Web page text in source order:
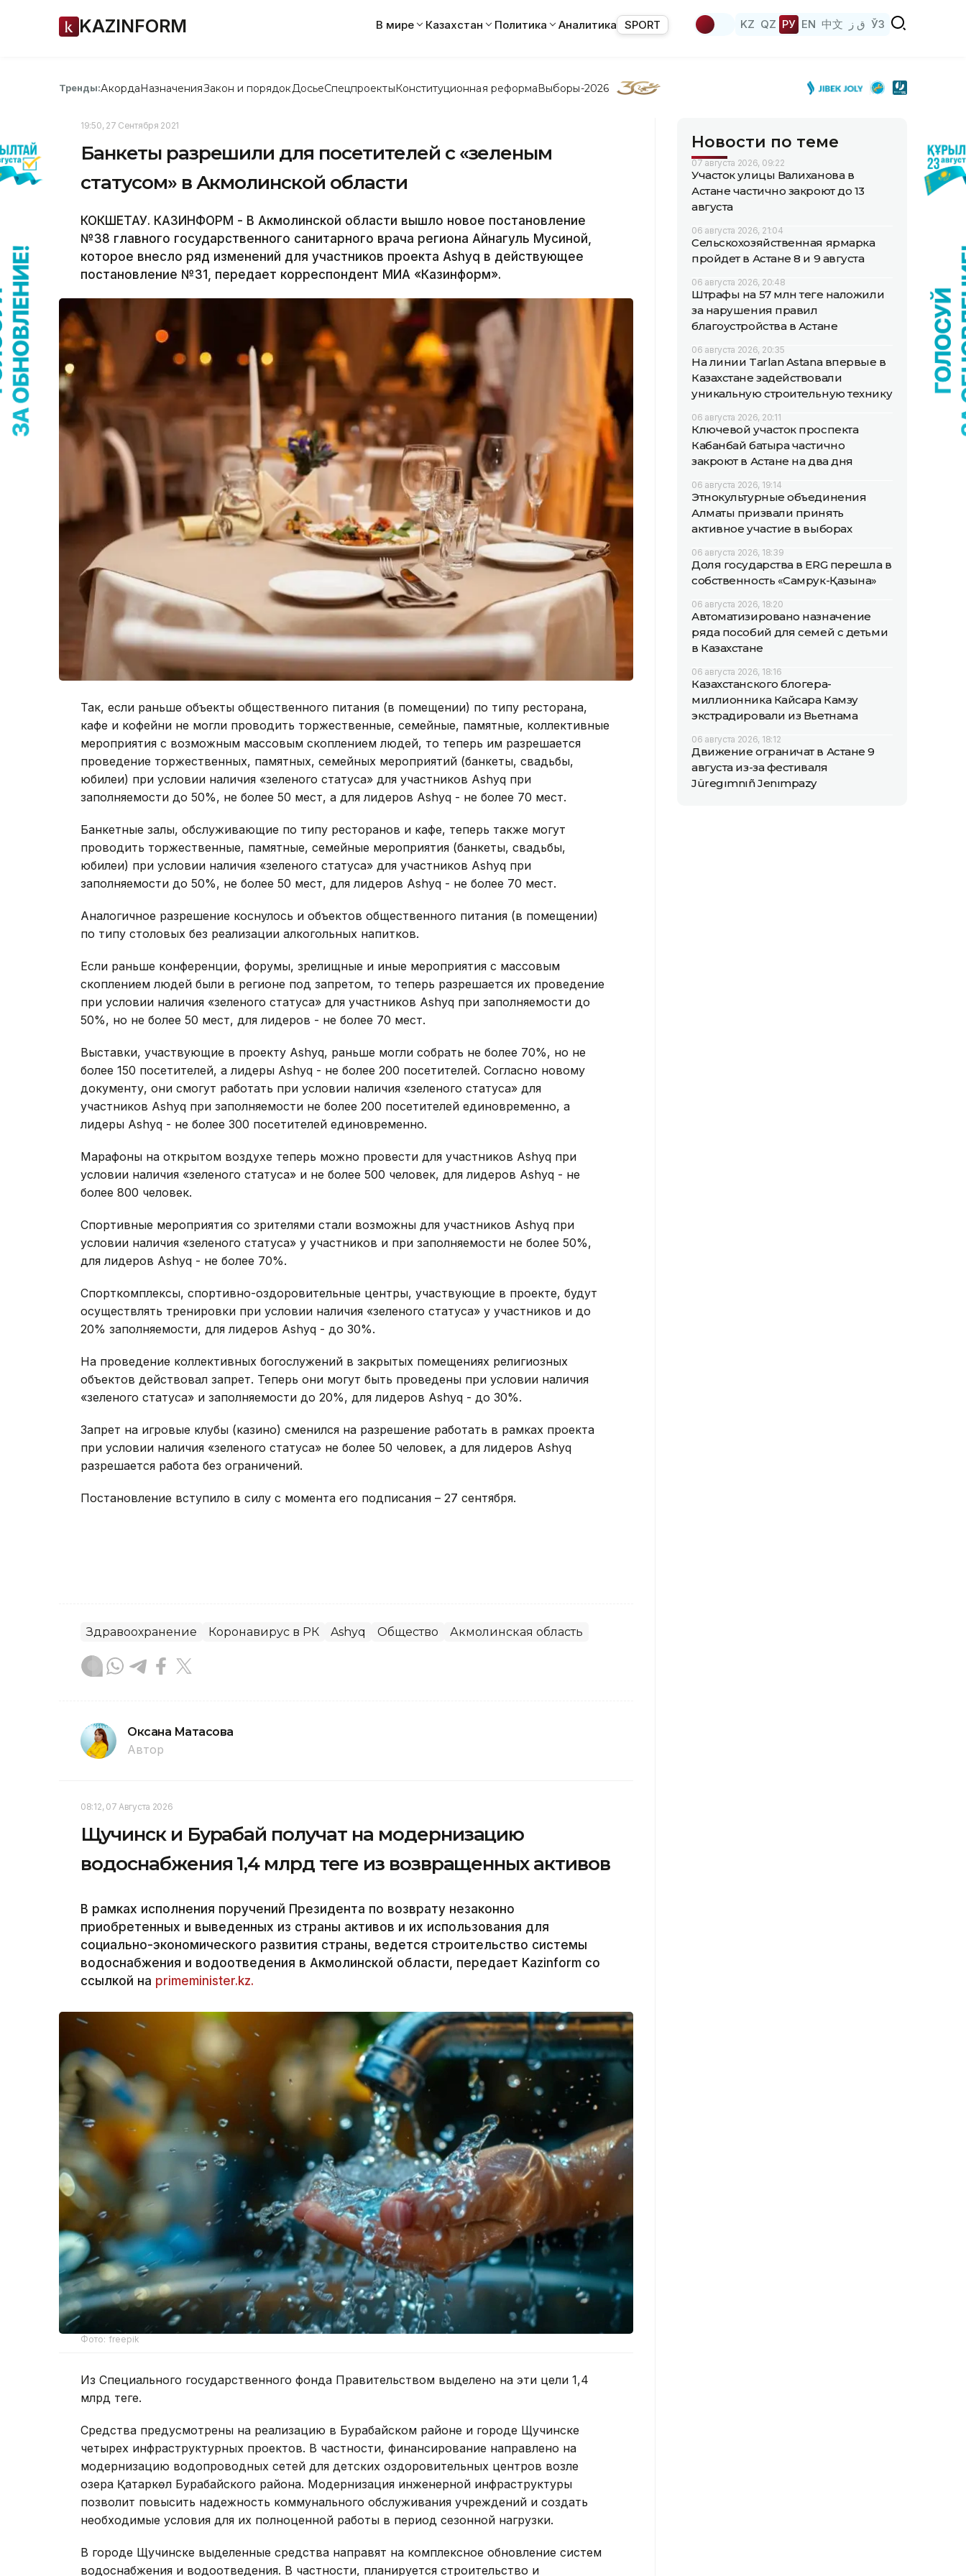
KAZINFORM В мире Казахстан Политика Аналитика SPORT KZ QZ РУ EN 中文 ق ز ЎЗ
Тренды:АкордаНазначенияЗакон и порядок ДосьеСпецпроектыКонституционная реформаВыборы-2026
19:50, 27 Сентября 2021
Банкеты разрешили для посетителей с «зеленым
статусом» в Акмолинской области
КОКШЕТАУ. КАЗИНФОРМ - В Акмолинской области вышло новое постановление
№38 главного государственного санитарного врача региона Айнагуль Мусиной,
которое внесло ряд изменений для участников проекта Ashyq в действующее
постановление №31, передает корреспондент МИА «Казинформ».
Так, если раньше объекты общественного питания (в помещении) по типу ресторана,
кафе и кофейни не могли проводить торжественные, семейные, памятные, коллективные
мероприятия с возможным массовым скоплением людей, то теперь им разрешается
проведение торжественных, памятных, семейных мероприятий (банкеты, свадьбы,
юбилеи) при условии наличия «зеленого статуса» для участников Ashyq при
заполняемости до 50%, не более 50 мест, а для лидеров Ashyq - не более 70 мест.
Банкетные залы, обслуживающие по типу ресторанов и кафе, теперь также могут
проводить торжественные, памятные, семейные мероприятия (банкеты, свадьбы,
юбилеи) при условии наличия «зеленого статуса» для участников Ashyq при
заполняемости до 50%, не более 50 мест, для лидеров Ashyq - не более 70 мест.
Аналогичное разрешение коснулось и объектов общественного питания (в помещении)
по типу столовых без реализации алкогольных напитков.
Если раньше конференции, форумы, зрелищные и иные мероприятия с массовым
скоплением людей были в регионе под запретом, то теперь разрешается их проведение
при условии наличия «зеленого статуса» для участников Ashyq при заполняемости до
50%, но не более 50 мест, для лидеров - не более 70 мест.
Выставки, участвующие в проекту Ashyq, раньше могли собрать не более 70%, но не
более 150 посетителей, а лидеры Ashyq - не более 200 посетителей. Согласно новому
документу, они смогут работать при условии наличия «зеленого статуса» для
участников Ashyq при заполняемости не более 200 посетителей единовременно, а
лидеры Ashyq - не более 300 посетителей единовременно.
Марафоны на открытом воздухе теперь можно провести для участников Ashyq при
условии наличия «зеленого статуса» и не более 500 человек, для лидеров Ashyq - не
более 800 человек.
Спортивные мероприятия со зрителями стали возможны для участников Ashyq при
условии наличия «зеленого статуса» у участников и при заполняемости не более 50%,
для лидеров Ashyq - не более 70%.
Спорткомплексы, спортивно-оздоровительные центры, участвующие в проекте, будут
осуществлять тренировки при условии наличия «зеленого статуса» у участников и до
20% заполняемости, для лидеров Ashyq - до 30%.
На проведение коллективных богослужений в закрытых помещениях религиозных
объектов действовал запрет. Теперь они могут быть проведены при условии наличия
«зеленого статуса» и заполняемости до 20%, для лидеров Ashyq - до 30%.
Запрет на игровые клубы (казино) сменился на разрешение работать в рамках проекта
при условии наличия «зеленого статуса» не более 50 человек, а для лидеров Ashyq
разрешается работа без ограничений.
Постановление вступило в силу с момента его подписания – 27 сентября.
Здравоохранение Коронавирус в РК Ashyq Общество Акмолинская область
Оксана Матасова
Автор
08:12, 07 Августа 2026
Щучинск и Бурабай получат на модернизацию
водоснабжения 1,4 млрд теңге из возвращенных активов
В рамках исполнения поручений Президента по возврату незаконно
приобретенных и выведенных из страны активов и их использования для
социально-экономического развития страны, ведется строительство системы
водоснабжения и водоотведения в Акмолинской области, передает Kazinform со
ссылкой на primeminister.kz.
Фото: freepik
Из Специального государственного фонда Правительством выделено на эти цели 1,4
млрд теңге.
Средства предусмотрены на реализацию в Бурабайском районе и городе Щучинске
четырех инфраструктурных проектов. В частности, финансирование направлено на
модернизацию водопроводных сетей для детских оздоровительных центров возле
озера Қатаркөл Бурабайского района. Модернизация инженерной инфраструктуры
позволит повысить надежность коммунального обслуживания учреждений и создать
необходимые условия для их полноценной работы в период сезонной нагрузки.
В городе Щучинске выделенные средства направят на комплексное обновление систем
водоснабжения и водоотведения. В частности, планируется строительство и
Новости по теме
07 августа 2026, 09:22
Участок улицы Валиханова в
Астане частично закроют до 13
августа
06 августа 2026, 21:04
Сельскохозяйственная ярмарка
пройдет в Астане 8 и 9 августа
06 августа 2026, 20:48
Штрафы на 57 млн теңге наложили
за нарушения правил
благоустройства в Астане
06 августа 2026, 20:35
На линии Tarlan Astana впервые в
Казахстане задействовали
уникальную строительную технику
06 августа 2026, 20:11
Ключевой участок проспекта
Кабанбай батыра частично
закроют в Астане на два дня
06 августа 2026, 19:14
Этнокультурные объединения
Алматы призвали принять
активное участие в выборах
06 августа 2026, 18:39
Доля государства в ERG перешла в
собственность «Самрук-Қазына»
06 августа 2026, 18:20
Автоматизировано назначение
ряда пособий для семей с детьми
в Казахстане
06 августа 2026, 18:16
Казахстанского блогера-
миллионника Кайсара Камзу
экстрадировали из Вьетнама
06 августа 2026, 18:12
Движение ограничат в Астане 9
августа из-за фестиваля
Jüregımnıñ Jenımpazy